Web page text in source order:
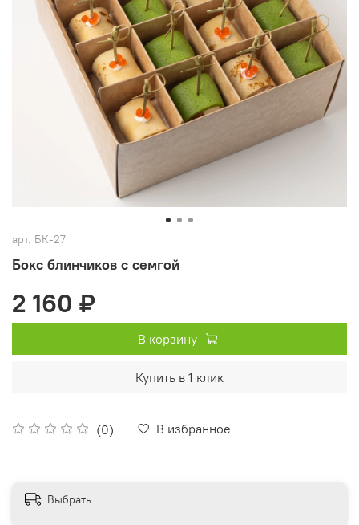
арт. БК-27
Бокс блинчиков с семгой
(0) В избранное
2 160 ₽
В корзину
Купить в 1 клик
Выбрать